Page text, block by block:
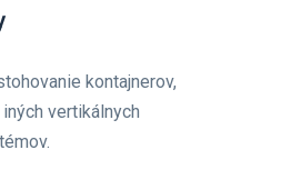
kontajnerov,
vertikálnych